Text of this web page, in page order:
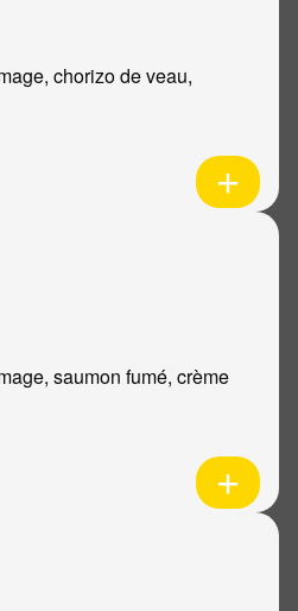
chorizo de veau,
saumon fumé, crème